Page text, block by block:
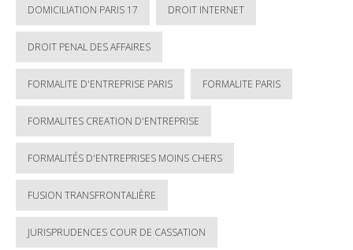
DOMICILIATION PARIS 17 DROIT INTERNET
DROIT PENAL DES AFFAIRES
FORMALITE D'ENTREPRISE PARIS FORMALITE PARIS
FORMALITES CREATION D'ENTREPRISE
FORMALITÉS D'ENTREPRISES MOINS CHERS
FUSION TRANSFRONTALIÈRE
JURISPRUDENCES COUR DE CASSATION